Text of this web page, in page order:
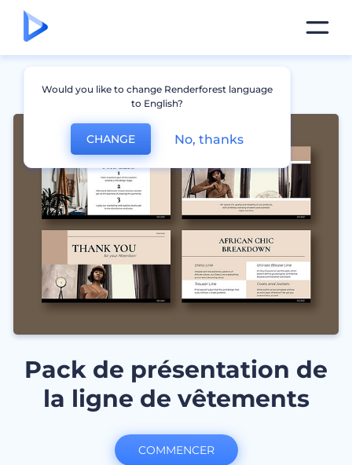
Pack de présentation de
la ligne de vêtements
COMMENCER
Would you like to change Renderforest language
to English?
CHANGE No, thanks